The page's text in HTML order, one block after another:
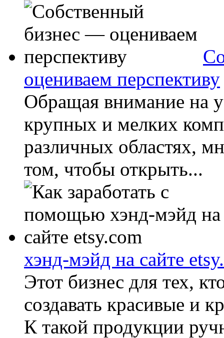
оцениваем перспективу
Обращая внимание на
крупных и мелких
различных областях,
том, чтобы открыть...
хэнд-мэйд на сайте
Этот бизнес для тех,
создавать красивые и
К такой продукции